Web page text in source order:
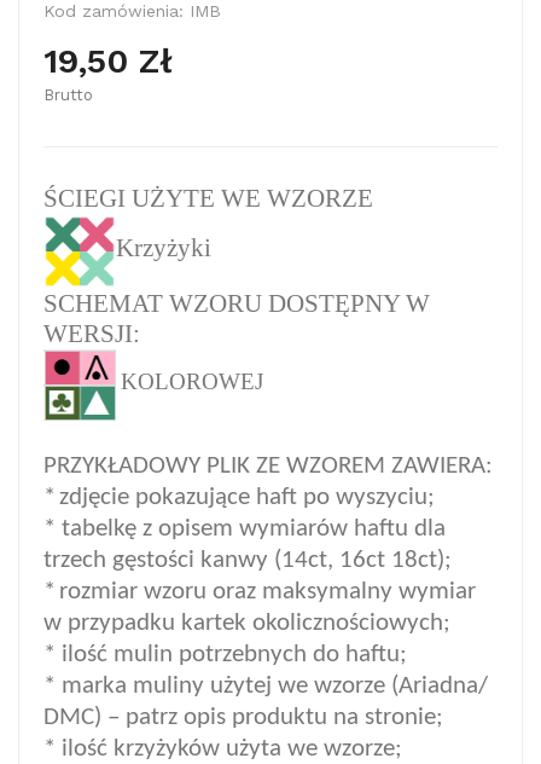
Kod zamówienia: IMB
19,50 Zł
Brutto
ŚCIEGI UŻYTE WE WZORZE
Krzyżyki
SCHEMAT WZORU DOSTĘPNY W
WERSJI:
KOLOROWEJ
PRZYKŁADOWY PLIK ZE WZOREM ZAWIERA:
* zdjęcie pokazujące haft po wyszyciu;
* tabelkę z opisem wymiarów haftu dla
trzech gęstości kanwy (14ct, 16ct 18ct);
* rozmiar wzoru oraz maksymalny wymiar
w przypadku kartek okolicznościowych;
* ilość mulin potrzebnych do haftu;
* marka muliny użytej we wzorze (Ariadna/
DMC) – patrz opis produktu na stronie;
* ilość krzyżyków użyta we wzorze;